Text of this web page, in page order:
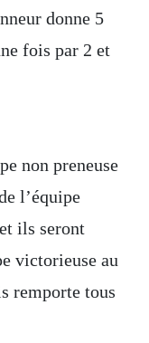
donne 5
fois par 2 et
non preneuse
l’équipe
ils seront
victorieuse au
remporte tous